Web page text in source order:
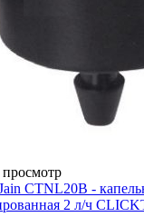
CTNL20B -
2 л/ч